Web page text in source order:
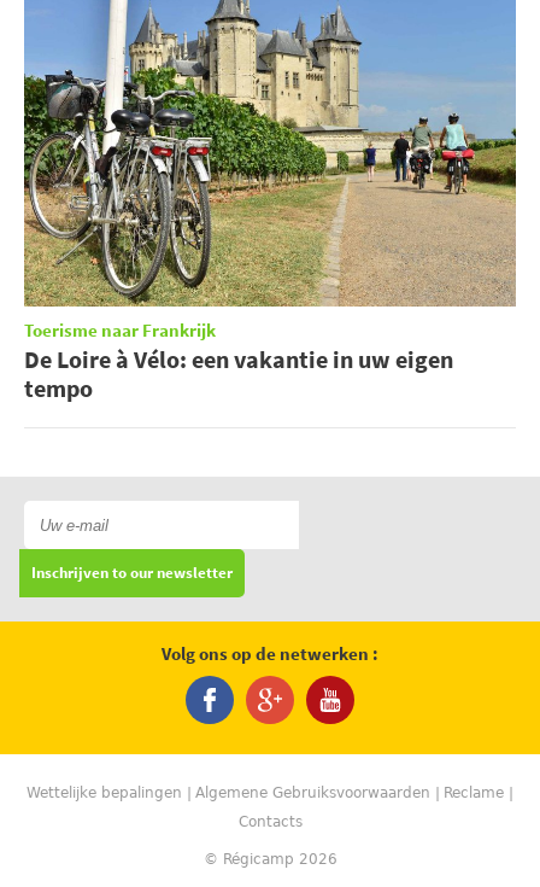
Toerisme naar Frankrijk
De Loire à Vélo: een vakantie in uw eigen
tempo
Inschrijven to our newsletter
Volg ons op de netwerken :
Wettelijke bepalingen Algemene Gebruiksvoorwaarden
Reclame
Contacts
© Régicamp 2026